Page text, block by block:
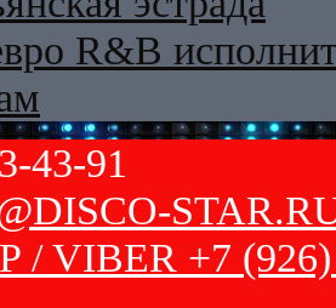
R&B
43-91
/ VIBER +7